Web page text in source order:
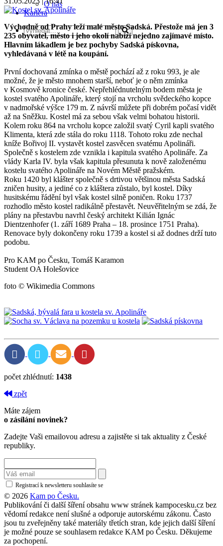
O nás
Kariéra
Východně od Prahy leží malé město Sadská. Přestože má jen 3
235 obyvatel, město i jeho okolí nabízí nejedno zajímavé místo.
Hlavním lákadlem je bez pochyby Sadská pískovna,
vyhledávaná v létě na koupání.
První dochovaná zmínka o městě pochází až z roku 993, je ale
možné, že je město mnohem starší, neboť je o něm zmínka
v Kosmově kronice české. Nepřehlédnutelným bodem města je
kostel svatého Apolináře, který stojí na vrcholu svědeckého kopce
v nadmořské výšce 179 m. Z návrší můžete při dobrém počasí vidět
až na Sněžku. Kostel má za sebou však velmi bohatou historii.
Kolem roku 864 na vrcholu kopce založil svatý Cyril kapli svatého
Klimenta, která zde stála do roku 1118. Tohoto roku zde nechal
kníže Bořivoj II. vystavět kostel zasvěcen svatému Apolináři.
Společně s kostelem zde vznikla i kapitula svatého Apolináře. Za
vlády Karla IV. byla však kapitula přesunuta k nově založenému
kostelu svatého Apolináře na Novém Městě pražském.
Roku 1420 byl klášter společně s drtivou většinou města Sadská
zničen husity, a jediné co z kláštera zůstalo, byl kostel. Díky
husitskému řádění byl však kostel silně poničen. Roku 1737
rozhodlo město kostel radikálně přestavět. Neuvěřitelným se zdá, že
plány na přestavbu navrhl český architekt Kilián Ignác
Dientzenhofer (1. září 1689 Praha – 18. prosince 1751 Praha).
Renovace byly dokončeny roku 1739 a kostel si až dodnes drží tuto
podobu.
Pro KAM po Česku, Tomáš Karamon
Student OA Holešovice
foto © Wikimedia Commons
počet zhlédnutí: 1438
zpět
Máte zájem
o zásílání novinek?
Zadejte Vaši emailovou adresu a zajistěte si tak aktuality z České
republiky.
Registrací k newsletteru souhlasíte se
© 2026 Kam po Česku.
Publikování či další šíření obsahu www stránek kampocesku.cz bez
vědomí redakce není slušné a odporuje autorskému zákonu. Často
jsou tu zveřejněny také materiály třetích stran, kde jejich další šíření
je možné pouze se souhlasem redakce KAM po Česku. Děkujeme
za pochopení.